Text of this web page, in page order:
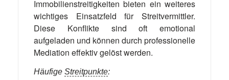
Immobilienstreitigkeiten bieten ein weiteres
wichtiges Einsatzfeld für Streitvermittler.
Diese Konflikte sind oft emotional
aufgeladen und können durch professionelle
Mediation effektiv gelöst werden.
Häufige Streitpunkte: